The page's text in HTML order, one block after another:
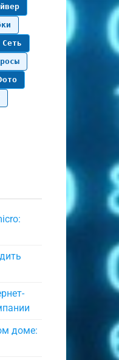
Сеть
доме: